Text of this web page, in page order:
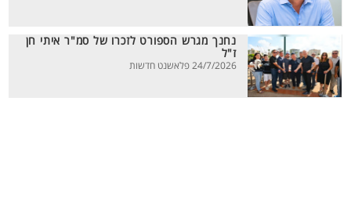
נחנך מגרש הספורט לזכרו של סמ"ר איתי חן
ז"ל
24/7/2026 פלאשנט חדשות